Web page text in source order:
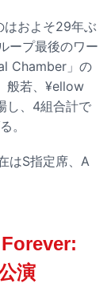
はおよそ29年ぶ
ープ最後のワー
Chamber」の
般若、¥ellow
し、4組合計で
。
はS指定席、A
演